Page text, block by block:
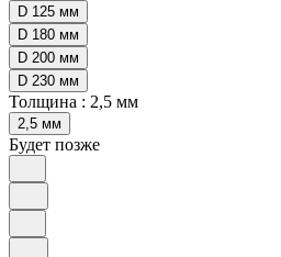
D 125 мм
D 180 мм
D 200 мм
D 230 мм
Толщина : 2,5 мм
2,5 мм
Будет позже